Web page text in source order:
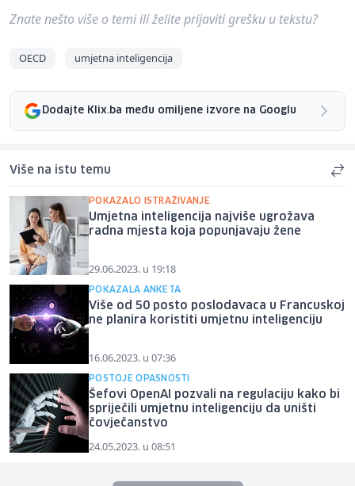
Znate nešto više o temi ili želite prijaviti grešku u tekstu?
OECD umjetna inteligencija
Dodajte Klix.ba među omiljene izvore na Googlu
Više na istu temu
POKAZALO ISTRAŽIVANJE
Umjetna inteligencija najviše ugrožava
radna mjesta koja popunjavaju žene
29.06.2023. u 19:18
POKAZALA ANKETA
Više od 50 posto poslodavaca u Francuskoj
ne planira koristiti umjetnu inteligenciju
16.06.2023. u 07:36
POSTOJE OPASNOSTI
Šefovi OpenAI pozvali na regulaciju kako bi
spriječili umjetnu inteligenciju da uništi
čovječanstvo
24.05.2023. u 08:51